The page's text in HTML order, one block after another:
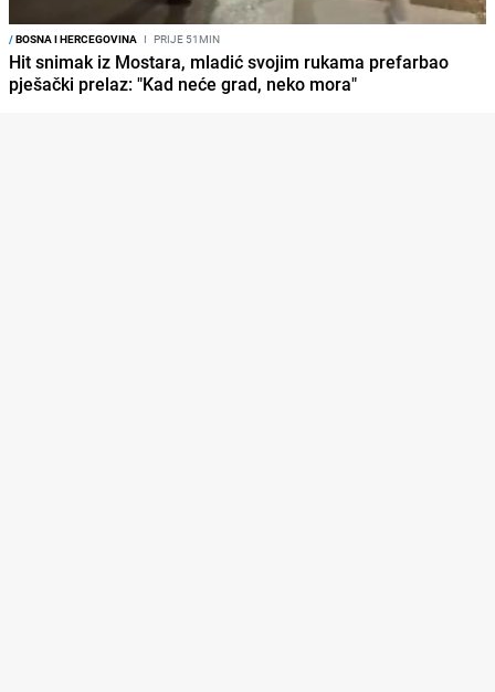
/BOSNA I HERCEGOVINA I PRIJE 51MIN
Hit snimak iz Mostara, mladić svojim rukama prefarbao
pješački prelaz: "Kad neće grad, neko mora"